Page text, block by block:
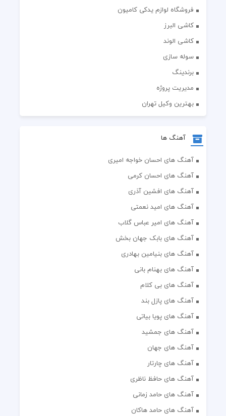
فروشگاه لوازم یدکی کامیون
کاشی البرز
کاشی الوند
سوله سازی
برندینگ
مدیریت پروژه
بهترین وکیل تهران
آهنگ ها
آهنگ های احسان خواجه امیری
آهنگ های احسان کرمی
آهنگ های افشین آذری
آهنگ های امید نعمتی
آهنگ های امیر عباس گلاب
آهنگ های بابک جهان بخش
آهنگ های بنیامین بهادری
آهنگ های بهنام بانی
آهنگ های بی کلام
آهنگ های پازل بند
آهنگ های پویا بیاتی
آهنگ های جمشید
آهنگ های جهان
آهنگ های چارتار
آهنگ های حافظ ناظری
آهنگ های حامد زمانی
آهنگ های حامد هاکان